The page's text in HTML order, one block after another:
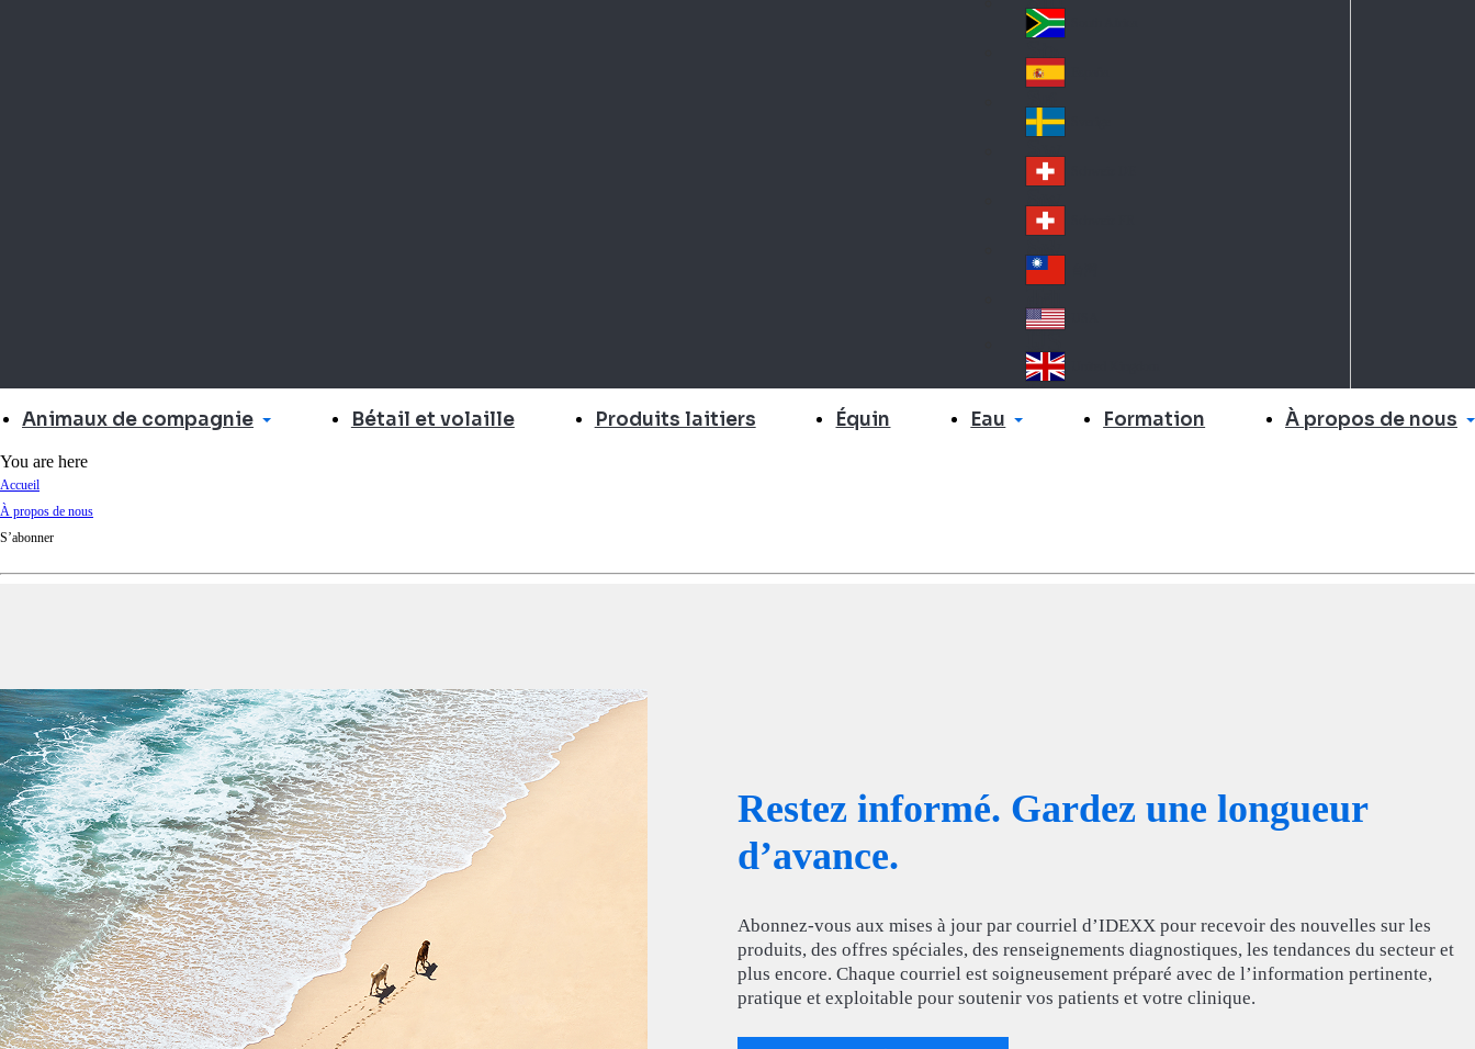
va
kia
So
uth
Af
ric
a
Sp
ain
Sw
ed
en
Sw
itz
erl
an
d
Sw
itz
erl
an
d
wa
n
A
Un
Animaux de compagnie Bétail et volaille Produits laitiers Équin Eau Formation À propos de nous
You are here
Accueil
À propos de nous
S’abonner
Restez informé. Gardez une longueur
d’avance.
Abonnez‑vous aux mises à jour par courriel d’IDEXX pour recevoir des nouvelles sur les
produits, des offres spéciales, des renseignements diagnostiques, les tendances du secteur et
plus encore. Chaque courriel est soigneusement préparé avec de l’information pertinente,
pratique et exploitable pour soutenir vos patients et votre clinique.